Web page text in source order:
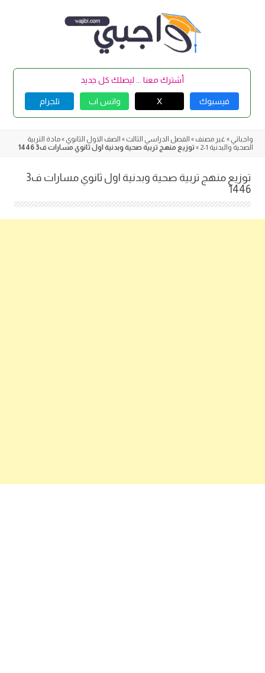
أشترك معنا ... ليصلك كل جديد
فيسبوك X واتس اب تلجرام
واجباتي » غير مصنف » الفصل الدراسي الثالث » الصف الاول الثانوي »مادة التربية
الصحية والبدنية 1-2
» توزيع منهج تربية صحية وبدنية اول ثانوي مسارات ف3 1446
توزيع منهج تربية صحية وبدنية اول ثانوي مسارات ف3
1446